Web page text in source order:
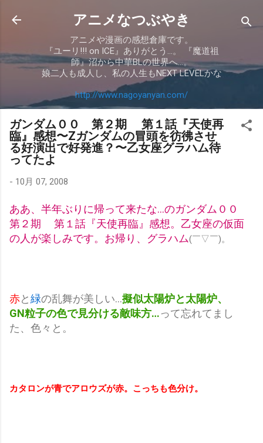
スキップしてメイン コンテンツに移動
アニメなつぶやき
アニメや漫画の感想倉庫です。
『ユーリ!!! on ICE』ありがとう…。 『魔道祖
師』沼から中華BLの世界へ…。
娘二人も成人し、私の人生もNEXT LEVELかな
http://www.nagoyanyan.com/
ガンダム００ 第２期 第１話『天使再
臨』感想〜Zガンダムの冒頭を彷彿させ
る好演出で好発進？〜乙女座グラハム待
ってたよ
- 10月 07, 2008
ああ、半年ぶりに帰って来たな…のガンダム００
第２期 第１話『天使再臨』感想。乙女座の仮面
の人が楽しみです。お帰り、グラハム(￣▽￣)。
赤と緑の乱舞が美しい…擬似太陽炉と太陽炉、
GN粒子の色で見分ける敵味方…って忘れてまし
た、色々と。
カタロンが青でアロウズが赤。こっちも色分け。